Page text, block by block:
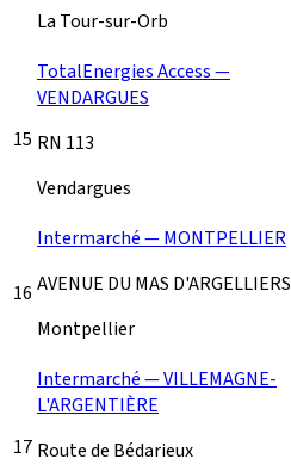
La Tour-sur-Orb
15
TotalEnergies Access —
VENDARGUES
RN 113
Vendargues
16
Intermarché — MONTPELLIER
AVENUE DU MAS D'ARGELLIERS
Montpellier
17
Intermarché — VILLEMAGNE-
L'ARGENTIÈRE
Route de Bédarieux